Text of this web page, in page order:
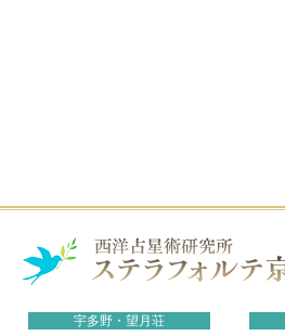
宇多野・望月荘